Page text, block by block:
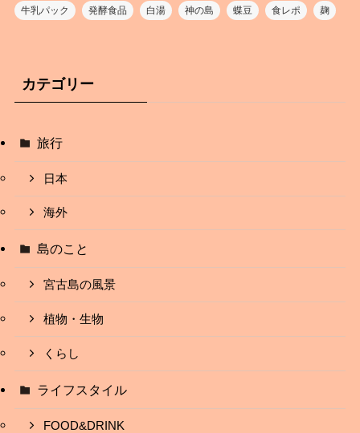
牛乳パック 発酵食品 白湯 神の島 蝶豆 食レポ 麹
カテゴリー
旅行
日本
海外
島のこと
宮古島の風景
植物・生物
くらし
ライフスタイル
FOOD&DRINK